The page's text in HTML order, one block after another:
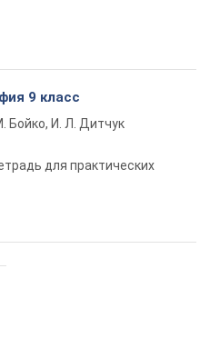
9 класс
Бойко, И. Л. Дитчук
для практических